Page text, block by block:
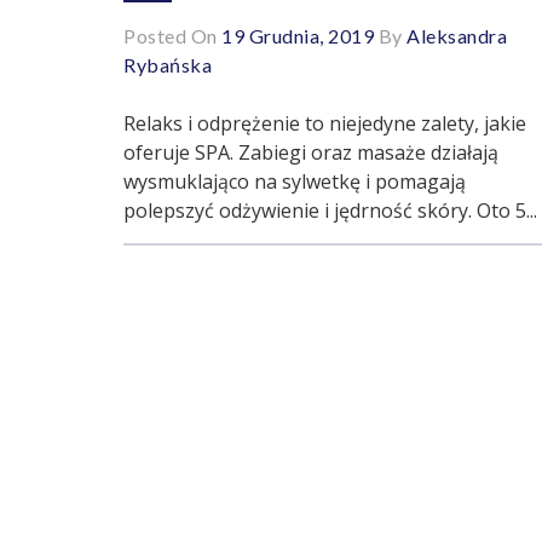
Posted On 19 Grudnia, 2019By Aleksandra
Rybańska
Relaks i odprężenie to niejedyne zalety, jakie
oferuje SPA. Zabiegi oraz masaże działają
wysmuklająco na sylwetkę i pomagają
polepszyć odżywienie i jędrność skóry. Oto 5...